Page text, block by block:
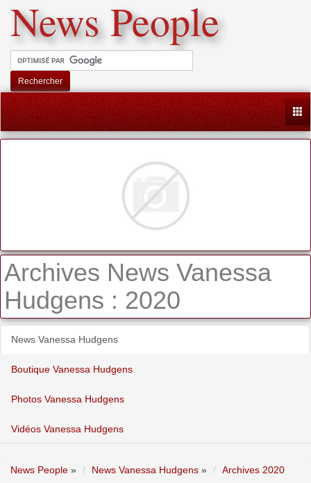
News People
Rechercher
Archives News Vanessa
Hudgens : 2020
News Vanessa Hudgens
Boutique Vanessa Hudgens
Photos Vanessa Hudgens
Vidéos Vanessa Hudgens
News People » News Vanessa Hudgens »
Archives 2020